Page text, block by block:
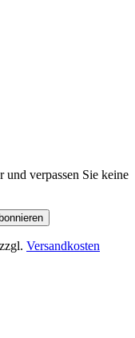
und verpassen Sie keine
Versandkosten